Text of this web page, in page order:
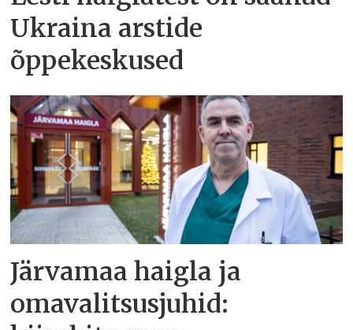
Ukraina arstide
õppekeskused
Järvamaa haigla ja
omavalitsusjuhid: